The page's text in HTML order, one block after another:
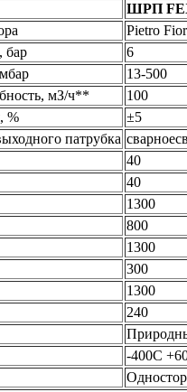
ШРП
Pietro
бар
6
13-500
мЗ/ч**
100
%
±5
патрубка
40
40
1300
800
1300
300
1300
240
-400С